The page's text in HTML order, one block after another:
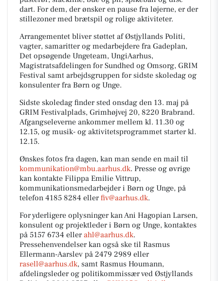
dart. For dem, der ønsker en pause fra løjerne, er der
stillezoner med brætspil og rolige aktiviteter.
Arrangementet bliver støttet af Østjyllands Politi,
vagter, samaritter og medarbejdere fra Gadeplan,
Det opsøgende Ungeteam, UngiAarhus,
Magistratsafdelingen for Sundhed og Omsorg, GRIM
Festival samt arbejdsgruppen for sidste skoledag og
konsulenter fra Børn og Unge.
Sidste skoledag finder sted onsdag den 13. maj på
GRIM Festivalplads, Grimhøjvej 20, 8220 Brabrand.
Afgangseleverne ankommer mellem kl. 11.30 og
12.15, og musik- og aktivitetsprogrammet starter kl.
12.15.
Ønskes fotos fra dagen, kan man sende en mail til
kommunikation@mbu.aarhus.dk. Presse og øvrige
kan kontakte Filippa Emilie Vittrup,
kommunikationsmedarbejder i Børn og Unge, på
telefon 4185 8284 ellerfiv@aarhus.dk.
For yderligere oplysninger kan Ani Hagopian Larsen,
konsulent og projektleder i Børn og Unge, kontaktes
på 5157 6734 ellerahl@aarhus.dk.
Pressehenvendelser kan også ske til Rasmus
Ellermann-Aarslev på 2479 2989 eller
rasell@aarhus.dk, samt Rasmus Houmann,
afdelingsleder og politikommissær ved Østjyllands